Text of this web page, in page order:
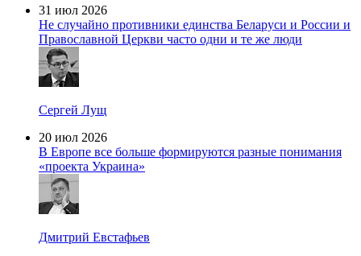
31 июл 2026
Не случайно противники единства Беларуси и России и
Православной Церкви часто одни и те же люди
Сергей Лущ
20 июл 2026
В Европе все больше формируются разные понимания
«проекта Украина»
Дмитрий Евстафьев